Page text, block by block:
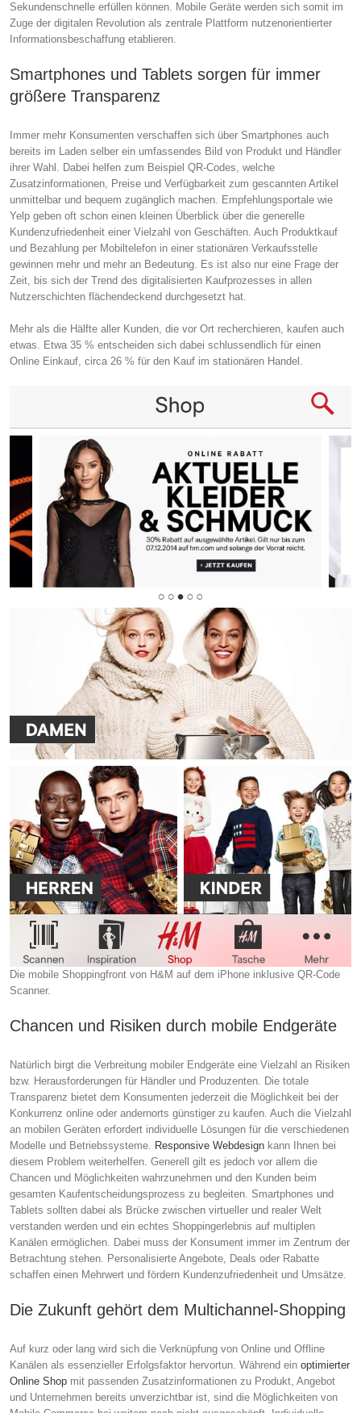
Sekundenschnelle erfüllen können. Mobile Geräte werden sich somit im
Zuge der digitalen Revolution als zentrale Plattform nutzenorientierter
Informationsbeschaffung etablieren.
Smartphones und Tablets sorgen für immer
größere Transparenz
Immer mehr Konsumenten verschaffen sich über Smartphones auch
bereits im Laden selber ein umfassendes Bild von Produkt und Händler
ihrer Wahl. Dabei helfen zum Beispiel QR-Codes, welche
Zusatzinformationen, Preise und Verfügbarkeit zum gescannten Artikel
unmittelbar und bequem zugänglich machen. Empfehlungsportale wie
Yelp geben oft schon einen kleinen Überblick über die generelle
Kundenzufriedenheit einer Vielzahl von Geschäften. Auch Produktkauf
und Bezahlung per Mobiltelefon in einer stationären Verkaufsstelle
gewinnen mehr und mehr an Bedeutung. Es ist also nur eine Frage der
Zeit, bis sich der Trend des digitalisierten Kaufprozesses in allen
Nutzerschichten flächendeckend durchgesetzt hat.
Mehr als die Hälfte aller Kunden, die vor Ort recherchieren, kaufen auch
etwas. Etwa 35 % entscheiden sich dabei schlussendlich für einen
Online Einkauf, circa 26 % für den Kauf im stationären Handel.
Die mobile Shoppingfront von H&M auf dem iPhone inklusive QR-Code
Scanner.
Chancen und Risiken durch mobile Endgeräte
Natürlich birgt die Verbreitung mobiler Endgeräte eine Vielzahl an Risiken
bzw. Herausforderungen für Händler und Produzenten. Die totale
Transparenz bietet dem Konsumenten jederzeit die Möglichkeit bei der
Konkurrenz online oder andernorts günstiger zu kaufen. Auch die Vielzahl
an mobilen Geräten erfordert individuelle Lösungen für die verschiedenen
Modelle und Betriebssysteme. Responsive Webdesign kann Ihnen bei
diesem Problem weiterhelfen. Generell gilt es jedoch vor allem die
Chancen und Möglichkeiten wahrzunehmen und den Kunden beim
gesamten Kaufentscheidungsprozess zu begleiten. Smartphones und
Tablets sollten dabei als Brücke zwischen virtueller und realer Welt
verstanden werden und ein echtes Shoppingerlebnis auf multiplen
Kanälen ermöglichen. Dabei muss der Konsument immer im Zentrum der
Betrachtung stehen. Personalisierte Angebote, Deals oder Rabatte
schaffen einen Mehrwert und fördern Kundenzufriedenheit und Umsätze.
Die Zukunft gehört dem Multichannel-Shopping
Auf kurz oder lang wird sich die Verknüpfung von Online und Offline
Kanälen als essenzieller Erfolgsfaktor hervortun. Während ein optimierter
Online Shop mit passenden Zusatzinformationen zu Produkt, Angebot
und Unternehmen bereits unverzichtbar ist, sind die Möglichkeiten von